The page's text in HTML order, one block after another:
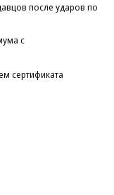
после ударов по
с
сертификата